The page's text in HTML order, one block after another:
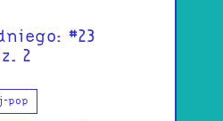
#23
2
j-pop